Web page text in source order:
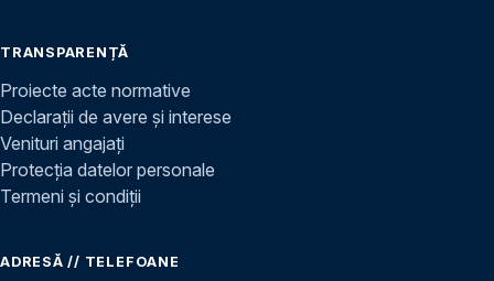
TRANSPARENȚĂ
Proiecte acte normative
Declarații de avere și interese
Venituri angajați
Protecția datelor personale
Termeni și condiții
ADRESĂ // TELEFOANE